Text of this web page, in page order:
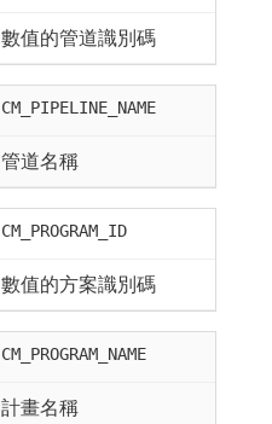
數值的管道識別碼
CM_PIPELINE_NAME
管道名稱
CM_PROGRAM_ID
數值的方案識別碼
CM_PROGRAM_NAME
計畫名稱